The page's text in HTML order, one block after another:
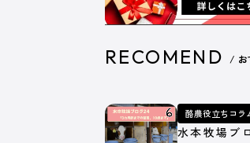
RECOMEND / お
酪農役立ちコラ
水本牧場ブ